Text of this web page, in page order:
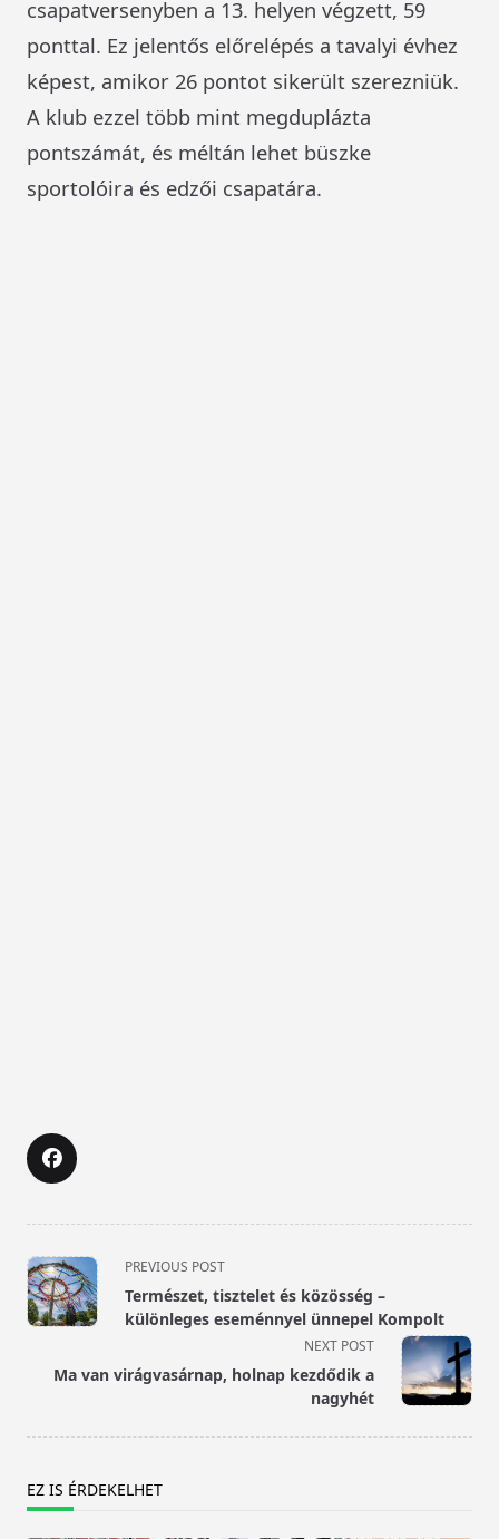
csapatversenyben a 13. helyen végzett, 59
ponttal. Ez jelentős előrelépés a tavalyi évhez
képest, amikor 26 pontot sikerült szerezniük.
A klub ezzel több mint megduplázta
pontszámát, és méltán lehet büszke
sportolóira és edzői csapatára.
<span
class="nav-
subtitle
reader-
PREVIOUS POST
Természet, tisztelet és közösség –
különleges eseménnyel ünnepel Kompolt
NEXT POST
Ma van virágvasárnap, holnap kezdődik a
nagyhét
EZ IS ÉRDEKELHET